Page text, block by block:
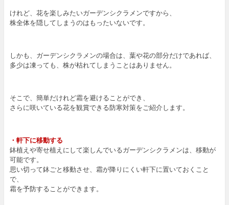
けれど、花を楽しみたいガーデンシクラメンですから、
株全体を隠してしまうのはもったいないです。
しかも、ガーデンシクラメンの場合は、葉や花の部分だけであれば、
多少は凍っても、株が枯れてしまうことはありません。
そこで、簡単だけれど霜を避けることができ、
さらに咲いている花を観賞できる防寒対策をご紹介します。
・軒下に移動する
鉢植えや寄せ植えにして楽しんでいるガーデンシクラメンは、移動が
可能です。
思い切って鉢ごと移動させ、霜が降りにくい軒下に置いておくこと
で、
霜を予防することができます。